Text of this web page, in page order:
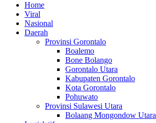
Home
Viral
Nasional
Daerah
Provinsi Gorontalo
Boalemo
Bone Bolango
Gorontalo Utara
Kabupaten Gorontalo
Kota Gorontalo
Pohuwato
Provinsi Sulawesi Utara
Bolaang Mongondow Utara